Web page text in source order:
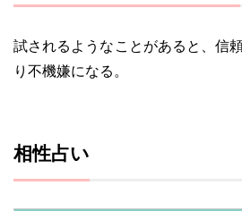
試されるようなことがあると、信
り不機嫌になる。
相性占い